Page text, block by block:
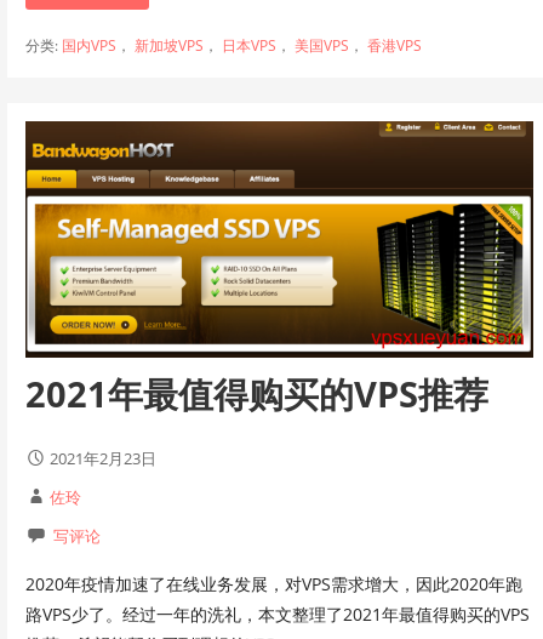
分类: 国内VPS ， 新加坡VPS ， 日本VPS ， 美国VPS ， 香港VPS
2021年最值得购买的VPS推荐
2021年2月23日
佐玲
写评论
2020年疫情加速了在线业务发展，对VPS需求增大，因此2020年跑
路VPS少了。经过一年的洗礼，本文整理了2021年最值得购买的VPS